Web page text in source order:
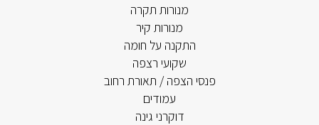
מנורות תקרה
מנורות קיר
התקנה על חומה
שקועי רצפה
פנסי הצפה / תאורת רחוב
עמודים
דוקרני גינה